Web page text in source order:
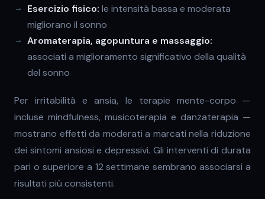
Esercizio fisico: le intensità bassa e moderata
migliorano il sonno
Aromaterapia, agopuntura e massaggio:
associati a miglioramento significativo della qualità
del sonno
Per irritabilità e ansia, le terapie mente-corpo —
incluse mindfulness, musicoterapia e danzaterapia —
mostrano effetti da moderati a marcati nella riduzione
dei sintomi ansiosi e depressivi. Gli interventi di durata
pari o superiore a 12 settimane sembrano associarsi a
risultati più consistenti.